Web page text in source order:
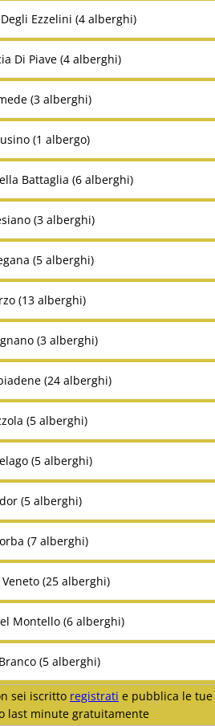
Ezzelini (4 alberghi)
Di Piave (4 alberghi)
(3 alberghi)
(1 albergo)
Battaglia (6 alberghi)
(3 alberghi)
(5 alberghi)
(13 alberghi)
(3 alberghi)
(24 alberghi)
(5 alberghi)
(5 alberghi)
(5 alberghi)
(7 alberghi)
(25 alberghi)
Montello (6 alberghi)
(5 alberghi)
sei iscritto registrati e pubblica le tue
last minute gratuitamente